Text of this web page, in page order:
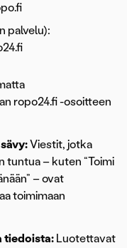
palvelu):
ropo24.fi -osoitteen
Viestit, jotka
tuntua – kuten “Toimi
– ovat
toimimaan
tiedoista: Luotettavat